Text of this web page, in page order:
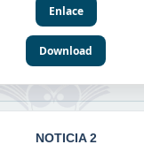
Enlace
Download
NOTICIA 2